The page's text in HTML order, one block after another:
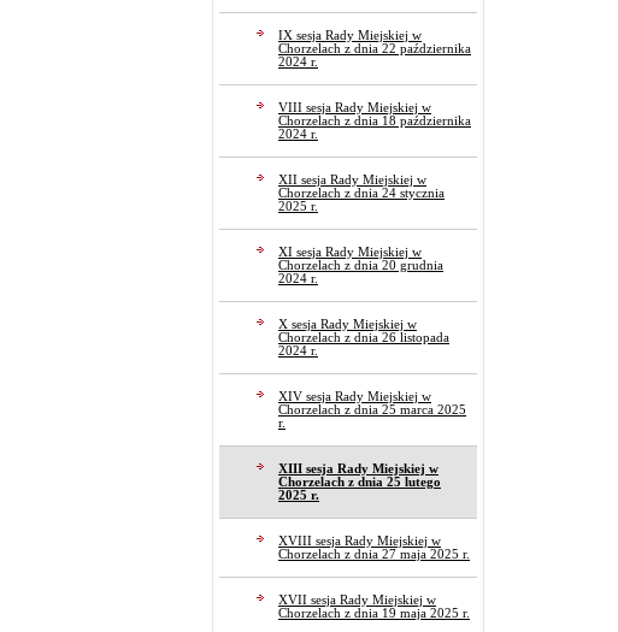
IX sesja Rady Miejskiej w
Chorzelach z dnia 22 października
2024 r.
VIII sesja Rady Miejskiej w
Chorzelach z dnia 18 października
2024 r.
XII sesja Rady Miejskiej w
Chorzelach z dnia 24 stycznia
2025 r.
XI sesja Rady Miejskiej w
Chorzelach z dnia 20 grudnia
2024 r.
X sesja Rady Miejskiej w
Chorzelach z dnia 26 listopada
2024 r.
XIV sesja Rady Miejskiej w
Chorzelach z dnia 25 marca 2025
r.
XIII sesja Rady Miejskiej w
Chorzelach z dnia 25 lutego
2025 r.
XVIII sesja Rady Miejskiej w
Chorzelach z dnia 27 maja 2025 r.
XVII sesja Rady Miejskiej w
Chorzelach z dnia 19 maja 2025 r.